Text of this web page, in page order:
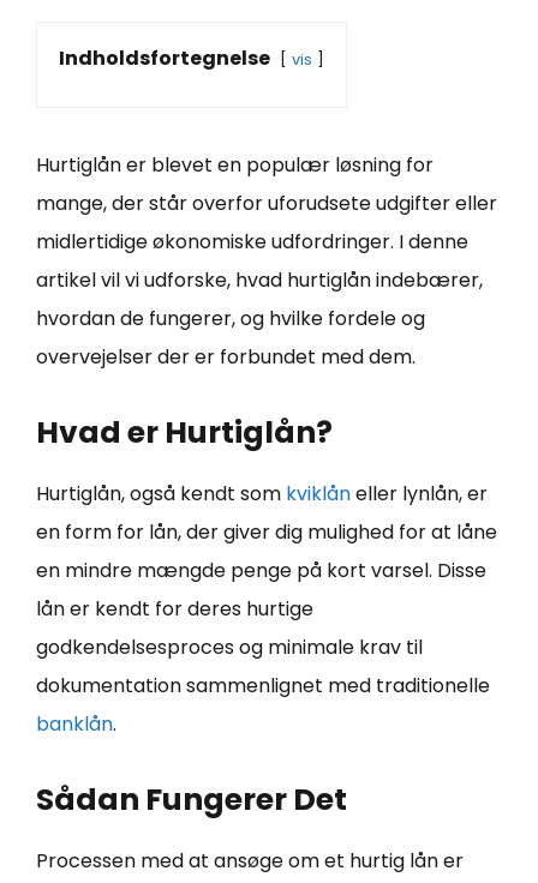
Indholdsfortegnelse vis
Hurtiglån er blevet en populær løsning for
mange, der står overfor uforudsete udgifter eller
midlertidige økonomiske udfordringer. I denne
artikel vil vi udforske, hvad hurtiglån indebærer,
hvordan de fungerer, og hvilke fordele og
overvejelser der er forbundet med dem.
Hvad er Hurtiglån?
Hurtiglån, også kendt som kviklåneller lynlån, er
en form for lån, der giver dig mulighed for at låne
en mindre mængde penge på kort varsel. Disse
lån er kendt for deres hurtige
godkendelsesproces og minimale krav til
dokumentation sammenlignet med traditionelle
banklån.
Sådan Fungerer Det
Processen med at ansøge om et hurtig lån er